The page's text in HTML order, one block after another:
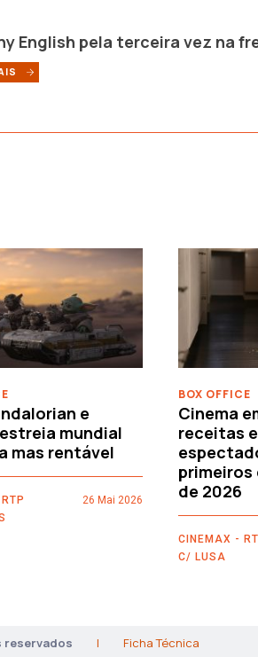
English pela terceira vez na
e
mundial
mas rentável
26 Mai 2026
BOX OFFICE
Cinema
receitas
primeiros
de 2026
CINEMAX -
C/ LUSA
reservados | Ficha Técnica